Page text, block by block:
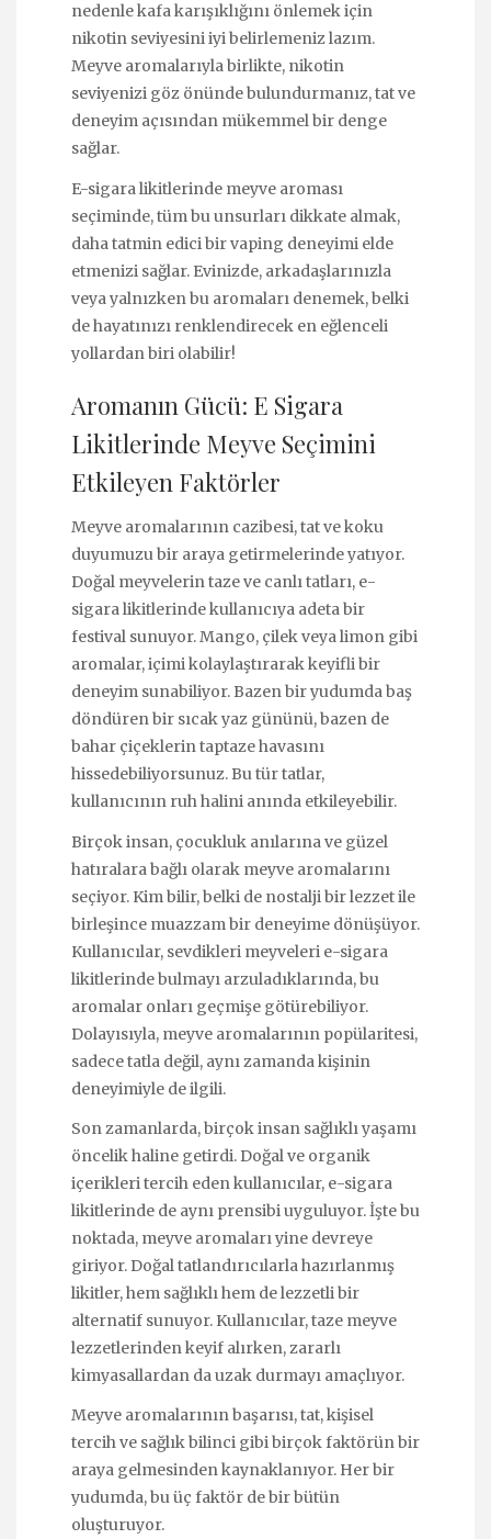
nedenle kafa karışıklığını önlemek için
nikotin seviyesini iyi belirlemeniz lazım.
Meyve aromalarıyla birlikte, nikotin
seviyenizi göz önünde bulundurmanız, tat ve
deneyim açısından mükemmel bir denge
sağlar.
E-sigara likitlerinde meyve aroması
seçiminde, tüm bu unsurları dikkate almak,
daha tatmin edici bir vaping deneyimi elde
etmenizi sağlar. Evinizde, arkadaşlarınızla
veya yalnızken bu aromaları denemek, belki
de hayatınızı renklendirecek en eğlenceli
yollardan biri olabilir!
Aromanın Gücü: E Sigara
Likitlerinde Meyve Seçimini
Etkileyen Faktörler
Meyve aromalarının cazibesi, tat ve koku
duyumuzu bir araya getirmelerinde yatıyor.
Doğal meyvelerin taze ve canlı tatları, e-
sigara likitlerinde kullanıcıya adeta bir
festival sunuyor. Mango, çilek veya limon gibi
aromalar, içimi kolaylaştırarak keyifli bir
deneyim sunabiliyor. Bazen bir yudumda baş
döndüren bir sıcak yaz gününü, bazen de
bahar çiçeklerin taptaze havasını
hissedebiliyorsunuz. Bu tür tatlar,
kullanıcının ruh halini anında etkileyebilir.
Birçok insan, çocukluk anılarına ve güzel
hatıralara bağlı olarak meyve aromalarını
seçiyor. Kim bilir, belki de nostalji bir lezzet ile
birleşince muazzam bir deneyime dönüşüyor.
Kullanıcılar, sevdikleri meyveleri e-sigara
likitlerinde bulmayı arzuladıklarında, bu
aromalar onları geçmişe götürebiliyor.
Dolayısıyla, meyve aromalarının popülaritesi,
sadece tatla değil, aynı zamanda kişinin
deneyimiyle de ilgili.
Son zamanlarda, birçok insan sağlıklı yaşamı
öncelik haline getirdi. Doğal ve organik
içerikleri tercih eden kullanıcılar, e-sigara
likitlerinde de aynı prensibi uyguluyor. İşte bu
noktada, meyve aromaları yine devreye
giriyor. Doğal tatlandırıcılarla hazırlanmış
likitler, hem sağlıklı hem de lezzetli bir
alternatif sunuyor. Kullanıcılar, taze meyve
lezzetlerinden keyif alırken, zararlı
kimyasallardan da uzak durmayı amaçlıyor.
Meyve aromalarının başarısı, tat, kişisel
tercih ve sağlık bilinci gibi birçok faktörün bir
araya gelmesinden kaynaklanıyor. Her bir
yudumda, bu üç faktör de bir bütün
oluşturuyor.